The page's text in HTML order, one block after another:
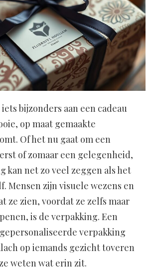
bijzonders aan een cadeau
op maat gemaakte
Of het nu gaat om een
of zomaar een gelegenheid,
kan net zo veel zeggen als het
Mensen zijn visuele wezens en
ze zien, voordat ze zelfs maar
is de verpakking. Een
verpakking
op iemands gezicht toveren
weten wat erin zit.